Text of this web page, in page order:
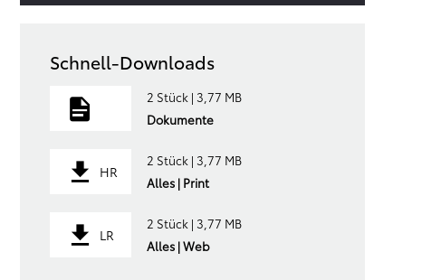
Schnell-Downloads
2 Stück | 3,77 MB
Dokumente
HR
2 Stück | 3,77 MB
Alles | Print
LR
2 Stück | 3,77 MB
Alles | Web